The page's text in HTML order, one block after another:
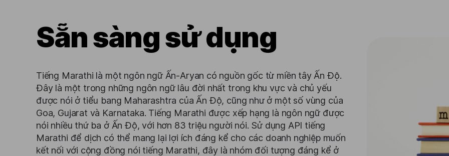
Sẵn sàng sử dụng
Tiếng Marathi là một ngôn ngữ Ấn-Aryan có nguồn gốc từ miền tây Ấn Độ.
Đây là một trong những ngôn ngữ lâu đời nhất trong khu vực và chủ yếu
được nói ở tiểu bang Maharashtra của Ấn Độ, cũng như ở một số vùng của
Goa, Gujarat và Karnataka. Tiếng Marathi được xếp hạng là ngôn ngữ được
nói nhiều thứ ba ở Ấn Độ, với hơn 83 triệu người nói. Sử dụng API tiếng
Marathi để dịch có thể mang lại lợi ích đáng kể cho các doanh nghiệp muốn
kết nối với cộng đồng nói tiếng Marathi, đây là nhóm đối tượng đáng kể ở